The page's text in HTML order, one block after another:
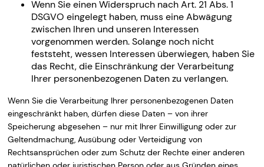
Wenn Sie einen Widerspruch nach Art. 21 Abs. 1
DSGVO eingelegt haben, muss eine Abwägung
zwischen Ihren und unseren Interessen
vorgenommen werden. Solange noch nicht
feststeht, wessen Interessen überwiegen, haben Sie
das Recht, die Einschränkung der Verarbeitung
Ihrer personenbezogenen Daten zu verlangen.
Wenn Sie die Verarbeitung Ihrer personenbezogenen Daten
eingeschränkt haben, dürfen diese Daten – von ihrer
Speicherung abgesehen – nur mit Ihrer Einwilligung oder zur
Geltendmachung, Ausübung oder Verteidigung von
Rechtsansprüchen oder zum Schutz der Rechte einer anderen